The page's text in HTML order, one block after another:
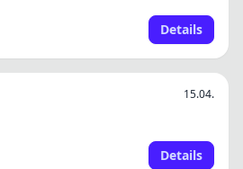
Details
15.04.
Details